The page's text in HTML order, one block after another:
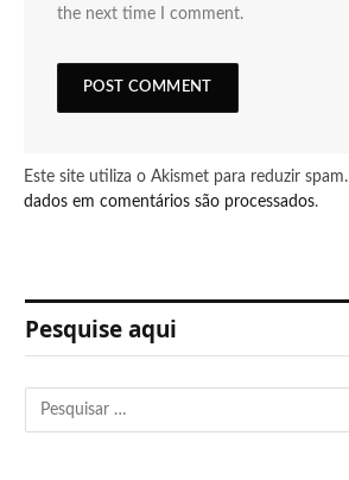
the next time I comment.
Este site utiliza o Akismet para reduzir spam.
dados em comentários são processados.
Pesquise aqui